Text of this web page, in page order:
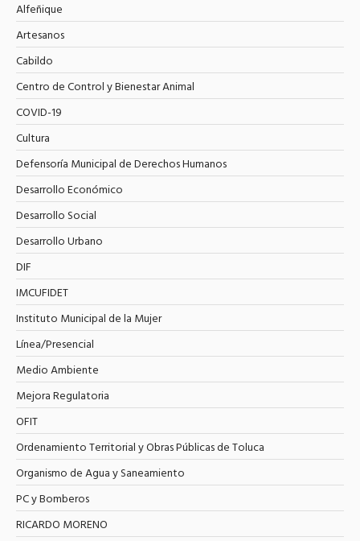
Alfeñique
Artesanos
Cabildo
Centro de Control y Bienestar Animal
COVID-19
Cultura
Defensoría Municipal de Derechos Humanos
Desarrollo Económico
Desarrollo Social
Desarrollo Urbano
DIF
IMCUFIDET
Instituto Municipal de la Mujer
Línea/Presencial
Medio Ambiente
Mejora Regulatoria
OFIT
Ordenamiento Territorial y Obras Públicas de Toluca
Organismo de Agua y Saneamiento
PC y Bomberos
RICARDO MORENO